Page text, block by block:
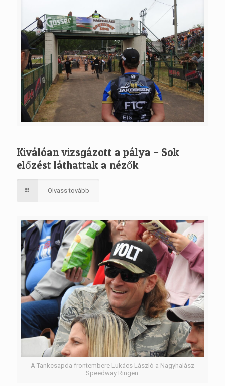
Kiválóan vizsgázott a pálya – Sok
előzést láthattak a nézők
Olvass tovább
A Tankcsapda frontembere Lukács László a Nagyhalász
Speedway Ringen.